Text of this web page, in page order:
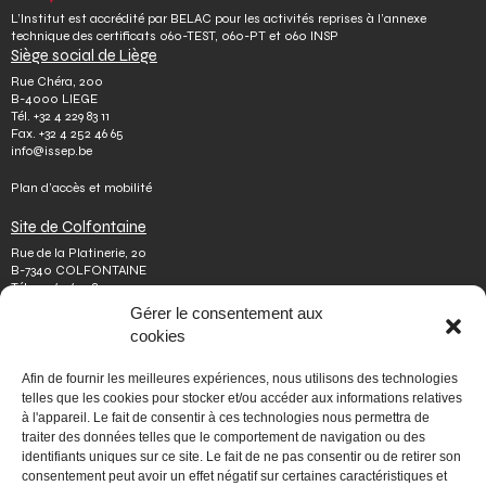
Gérer le consentement aux
cookies
Afin de fournir les meilleures expériences, nous utilisons des technologies
telles que les cookies pour stocker et/ou accéder aux informations relatives
à l'appareil. Le fait de consentir à ces technologies nous permettra de
traiter des données telles que le comportement de navigation ou des
identifiants uniques sur ce site. Le fait de ne pas consentir ou de retirer son
consentement peut avoir un effet négatif sur certaines caractéristiques et
L’Institut est accrédité par BELAC pour les activités reprises à l’annexe
technique des certificats 060-TEST, 060-PT et 060 INSP
Siège social de Liège
Rue Chéra, 200
B-4000 LIEGE
Tél. +32 4 229 83 11
Fax. +32 4 252 46 65
info@issep.be
Plan d’accès et mobilité
Site de Colfontaine
Rue de la Platinerie, 20
B-7340 COLFONTAINE
Tél.+32 65 610 813
colfontaine@issep.be
Qui sommes-nous
Travailler chez nous
Effectuer un stage
Poser une question
Autres